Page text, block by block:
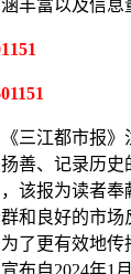
丰富以及信息
三江都市报
善、记录历
该报为读者奉
和良好的市
了更有效地传
布自2024年1